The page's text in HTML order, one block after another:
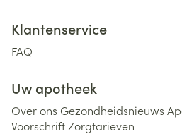
Klantenservice
FAQ
Uw apotheek
Over ons Gezondheidsnieuws
VoorschriftZorgtarieven